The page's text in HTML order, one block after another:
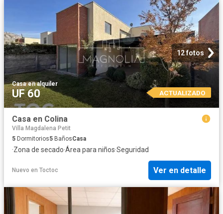
12 fotos
Casa·en alquiler
UF 60 ACTUALIZADO
Casa en Colina
Villa Magdalena Petit
5 Dormitorios5 BañosCasa
·Zona de secado·Área para niños·Seguridad
Nuevo en Toctoc Ver en detalle